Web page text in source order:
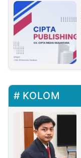
KOLOM